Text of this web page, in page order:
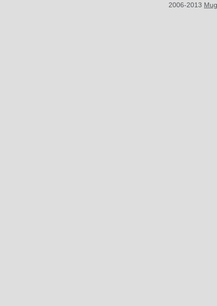
2006-2013